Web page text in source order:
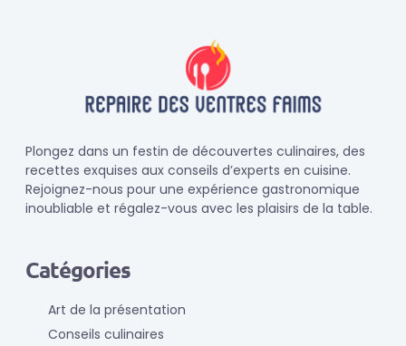
Plongez dans un festin de découvertes culinaires, des
recettes exquises aux conseils d’experts en cuisine.
Rejoignez-nous pour une expérience gastronomique
inoubliable et régalez-vous avec les plaisirs de la table.
Catégories
Art de la présentation
Conseils culinaires